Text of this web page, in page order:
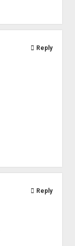
Reply
Reply